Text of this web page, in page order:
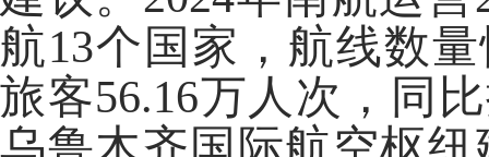
航13个国家，航线数
旅客56.16万人次，同